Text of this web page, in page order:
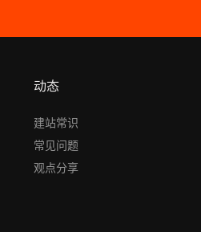
动态
建站常识
常见问题
观点分享